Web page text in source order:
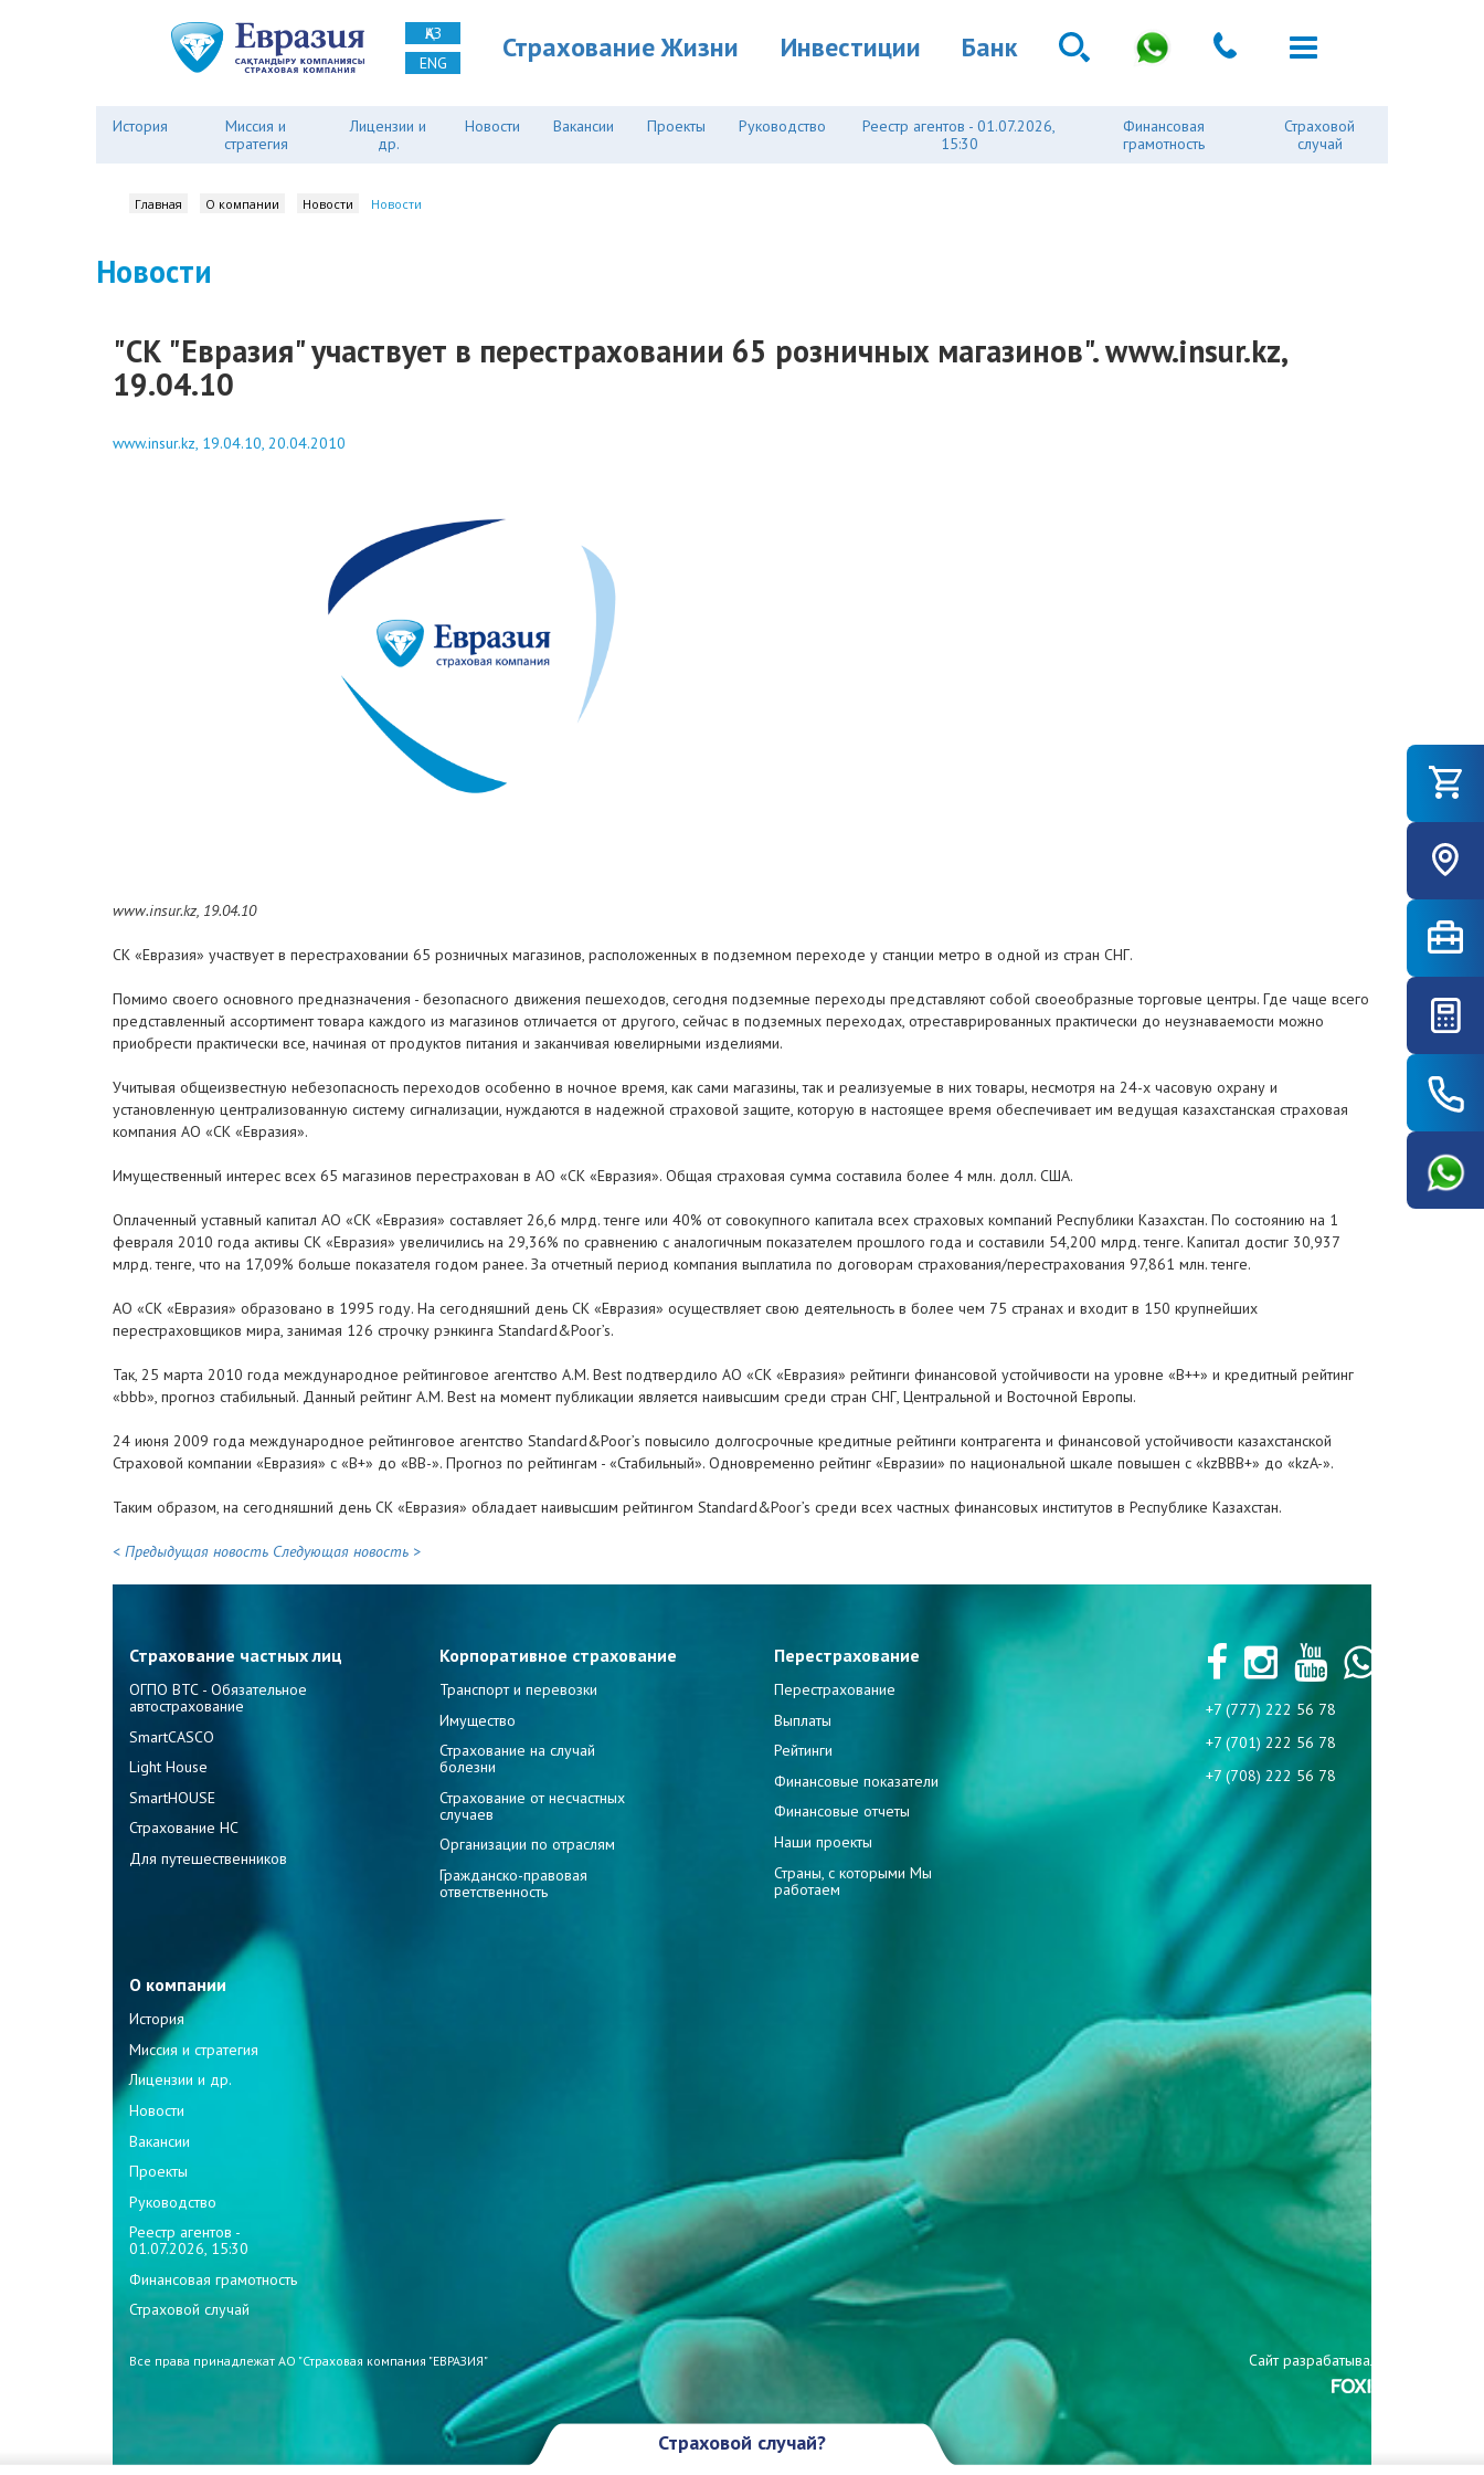
ҚАЗ
ENG
Страхование Жизни Инвестиции Банк
История
Миссия и
стратегия
Лицензии и
др.
Новости Вакансии Проекты Руководство
Реестр агентов - 01.07.2026,
15:30
Финансовая
грамотность
Страховой
случай
Главная О компании Новости Новости
Новости
"СК "Евразия" участвует в перестраховании 65 розничных магазинов". www.insur.kz,
19.04.10
www.insur.kz, 19.04.10, 20.04.2010
www.insur.kz, 19.04.10
СК «Евразия» участвует в перестраховании 65 розничных магазинов, расположенных в подземном переходе у станции метро в одной из стран СНГ.
Помимо своего основного предназначения - безопасного движения пешеходов, сегодня подземные переходы представляют собой своеобразные торговые центры. Где чаще всего
представленный ассортимент товара каждого из магазинов отличается от другого, сейчас в подземных переходах, отреставрированных практически до неузнаваемости можно
приобрести практически все, начиная от продуктов питания и заканчивая ювелирными изделиями.
Учитывая общеизвестную небезопасность переходов особенно в ночное время, как сами магазины, так и реализуемые в них товары, несмотря на 24-х часовую охрану и
установленную централизованную систему сигнализации, нуждаются в надежной страховой защите, которую в настоящее время обеспечивает им ведущая казахстанская страховая
компания АО «СК «Евразия».
Имущественный интерес всех 65 магазинов перестрахован в АО «СК «Евразия». Общая страховая сумма составила более 4 млн. долл. США.
Оплаченный уставный капитал АО «СК «Евразия» составляет 26,6 млрд. тенге или 40% от совокупного капитала всех страховых компаний Республики Казахстан. По состоянию на 1
февраля 2010 года активы СК «Евразия» увеличились на 29,36% по сравнению с аналогичным показателем прошлого года и составили 54,200 млрд. тенге. Капитал достиг 30,937
млрд. тенге, что на 17,09% больше показателя годом ранее. За отчетный период компания выплатила по договорам страхования/перестрахования 97,861 млн. тенге.
АО «СК «Евразия» образовано в 1995 году. На сегодняшний день СК «Евразия» осуществляет свою деятельность в более чем 75 странах и входит в 150 крупнейших
перестраховщиков мира, занимая 126 строчку рэнкинга Standard&Poor’s.
Так, 25 марта 2010 года международное рейтинговое агентство A.M. Best подтвердило АО «СК «Евразия» рейтинги финансовой устойчивости на уровне «B++» и кредитный рейтинг
«bbb», прогноз стабильный. Данный рейтинг A.M. Best на момент публикации является наивысшим среди стран СНГ, Центральной и Восточной Европы.
24 июня 2009 года международное рейтинговое агентство Standard&Poor’s повысило долгосрочные кредитные рейтинги контрагента и финансовой устойчивости казахстанской
Страховой компании «Евразия» с «В+» до «BB-». Прогноз по рейтингам - «Стабильный». Одновременно рейтинг «Евразии» по национальной шкале повышен с «kzВВВ+» до «kzA-».
Таким образом, на сегодняшний день СК «Евразия» обладает наивысшим рейтингом Standard&Poor’s среди всех частных финансовых институтов в Республике Казахстан.
< Предыдущая новость Следующая новость >
Страхование частных лиц
ОГПО ВТС - Обязательное
автострахование
SmartCASCO
Light House
SmartHOUSE
Страхование НС
Для путешественников
Корпоративное страхование
Транспорт и перевозки
Имущество
Страхование на случай
болезни
Страхование от несчастных
случаев
Организации по отраслям
Гражданско-правовая
ответственность
Перестрахование
Перестрахование
Выплаты
Рейтинги
Финансовые показатели
Финансовые отчеты
Наши проекты
Страны, с которыми Мы
работаем
О компании
История
Миссия и стратегия
Лицензии и др.
Новости
Вакансии
Проекты
Руководство
Реестр агентов -
01.07.2026, 15:30
Финансовая грамотность
Страховой случай
+7 (777) 222 56 78
+7 (701) 222 56 78
+7 (708) 222 56 78
Все права принадлежат АО "Страховая компания "ЕВРАЗИЯ" Сайт разрабатывали:
Страховой случай?